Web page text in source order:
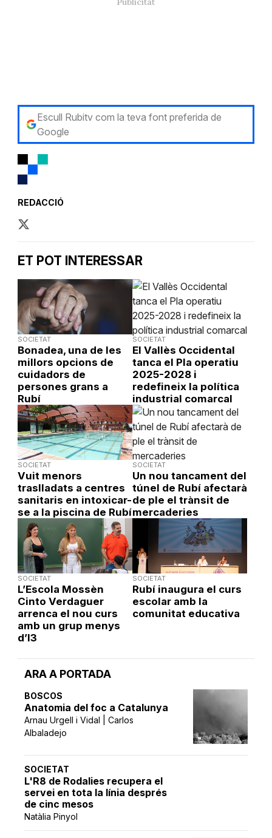
ARA A PORTADA
BOSCOS
Anatomia del foc a Catalunya
Arnau Urgell i Vidal | Carlos
Albaladejo
SOCIETAT
L'R8 de Rodalies recupera el
servei en tota la línia després
de cinc mesos
Natàlia Pinyol
Escull Rubitv com la teva font preferida de
Google
REDACCIÓ
ET POT INTERESSAR
SOCIETAT
Bonadea, una de les
millors opcions de
cuidadors de
persones grans a
Rubí
SOCIETAT
El Vallès Occidental
tanca el Pla operatiu
2025-2028 i
redefineix la política
industrial comarcal
SOCIETAT
Vuit menors
traslladats a centres
sanitaris en intoxicar-
se a la piscina de Rubí
SOCIETAT
Un nou tancament del
túnel de Rubí afectarà
de ple el trànsit de
mercaderies
SOCIETAT
L’Escola Mossèn
Cinto Verdaguer
arrenca el nou curs
amb un grup menys
d’I3
SOCIETAT
Rubí inaugura el curs
escolar amb la
comunitat educativa